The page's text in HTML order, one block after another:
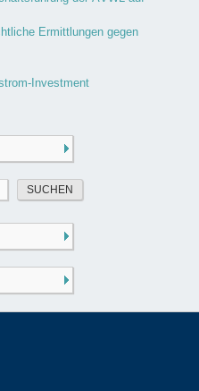
Ermittlungen gegen
Investment